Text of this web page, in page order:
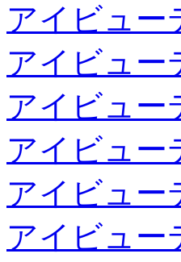
アイビュー
アイビュー
アイビュー
アイビュー
アイビュー
アイビュー